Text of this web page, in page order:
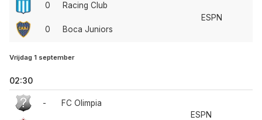
0
0
Racing Club
Boca Juniors
ESPN
Vrijdag 1 september
02:30
- FC Olimpia
ESPN